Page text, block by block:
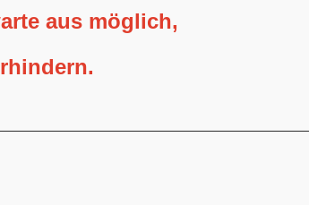
aus möglich,